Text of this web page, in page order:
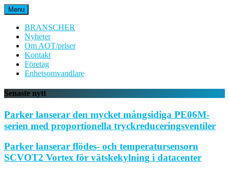
Hoppa
till
innehåll
Menu
BRANSCHER
Nyheter
Om AOT/priser
Kontakt
Företag
Enhetsomvandlare
Senaste nytt
Parker lanserar den mycket mångsidiga PE06M-
serien med proportionella tryckreduceringsventiler
Parker lanserar flödes- och temperatursensorn
SCVOT2 Vortex för vätskekylning i datacenter